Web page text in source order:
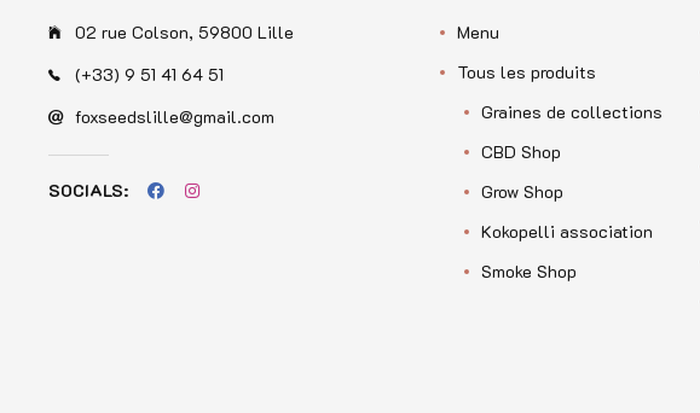
02 rue Colson, 59800 Lille
(+33) 9 51 41 64 51
foxseedslille@gmail.com
SOCIALS:
Menu
Tous les produits
Graines de collections
CBD Shop
Grow Shop
Kokopelli association
Smoke Shop